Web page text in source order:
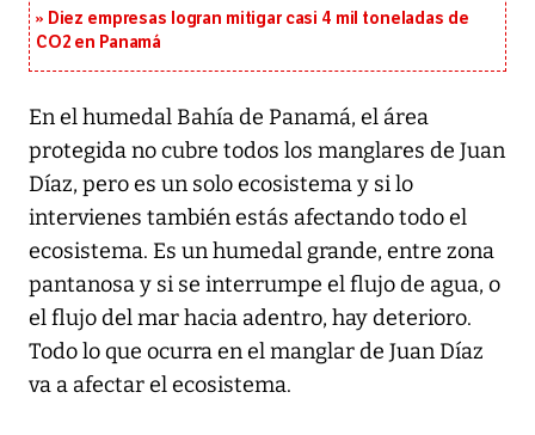
Diez empresas logran mitigar casi 4 mil toneladas de
CO2 en Panamá
En el humedal Bahía de Panamá, el área
protegida no cubre todos los manglares de Juan
Díaz, pero es un solo ecosistema y si lo
intervienes también estás afectando todo el
ecosistema. Es un humedal grande, entre zona
pantanosa y si se interrumpe el flujo de agua, o
el flujo del mar hacia adentro, hay deterioro.
Todo lo que ocurra en el manglar de Juan Díaz
va a afectar el ecosistema.